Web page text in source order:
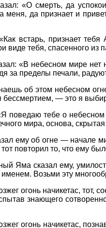
«О смерть, да
меня, да признает и
встарь, признает
виде тебя, спасенного из
«В небесном мире
за пределы печали,
об этом небесном
— это я
поведаю тебе о
мира, основа,
ему об огне — начале
повторил то, что ему
Яма сказал ему,
именем. Возьми эту
огонь начикетас, тот,
знающего
огонь начикетас,